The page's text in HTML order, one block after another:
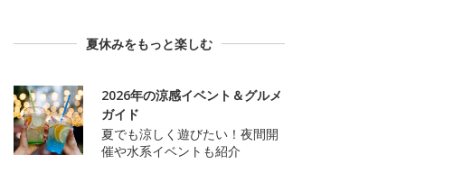
夏休みをもっと楽しむ
2026年の涼感イベント＆グルメ
ガイド
夏でも涼しく遊びたい！夜間開
催や水系イベントも紹介